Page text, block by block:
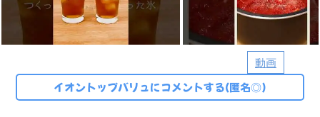
動画
イオントップバリュにコメントする(匿名◎)